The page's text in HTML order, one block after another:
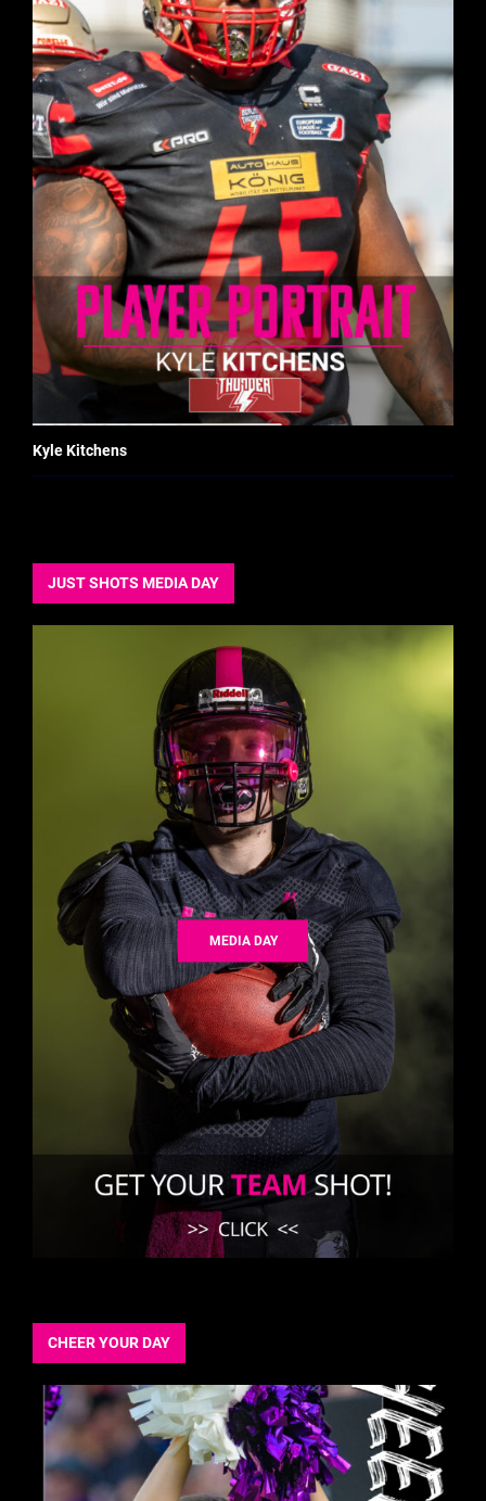
Kyle Kitchens
JUST SHOTS MEDIA DAY
MEDIA DAY
CHEER YOUR DAY